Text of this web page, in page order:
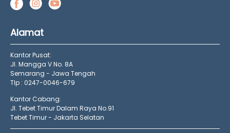
Alamat
Kantor Pusat:
Jl. Mangga V No. 8A
Semarang - Jawa Tengah
Tlp : 0247-0046-679
Kantor Cabang:
Jl. Tebet Timur Dalam Raya No.91
Tebet Timur - Jakarta Selatan